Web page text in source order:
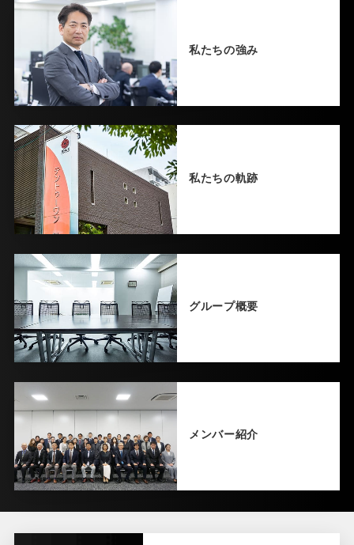
私たちの強み
私たちの軌跡
グループ概要
メンバー紹介